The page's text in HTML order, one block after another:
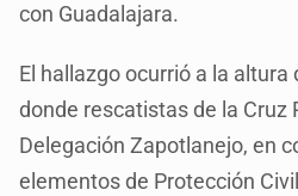
con Guadalajara.
El hallazgo ocurrió a la altura
donde rescatistas de la Cruz
Delegación Zapotlanejo, en
elementos de Protección